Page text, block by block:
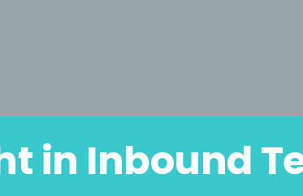
in Inbound